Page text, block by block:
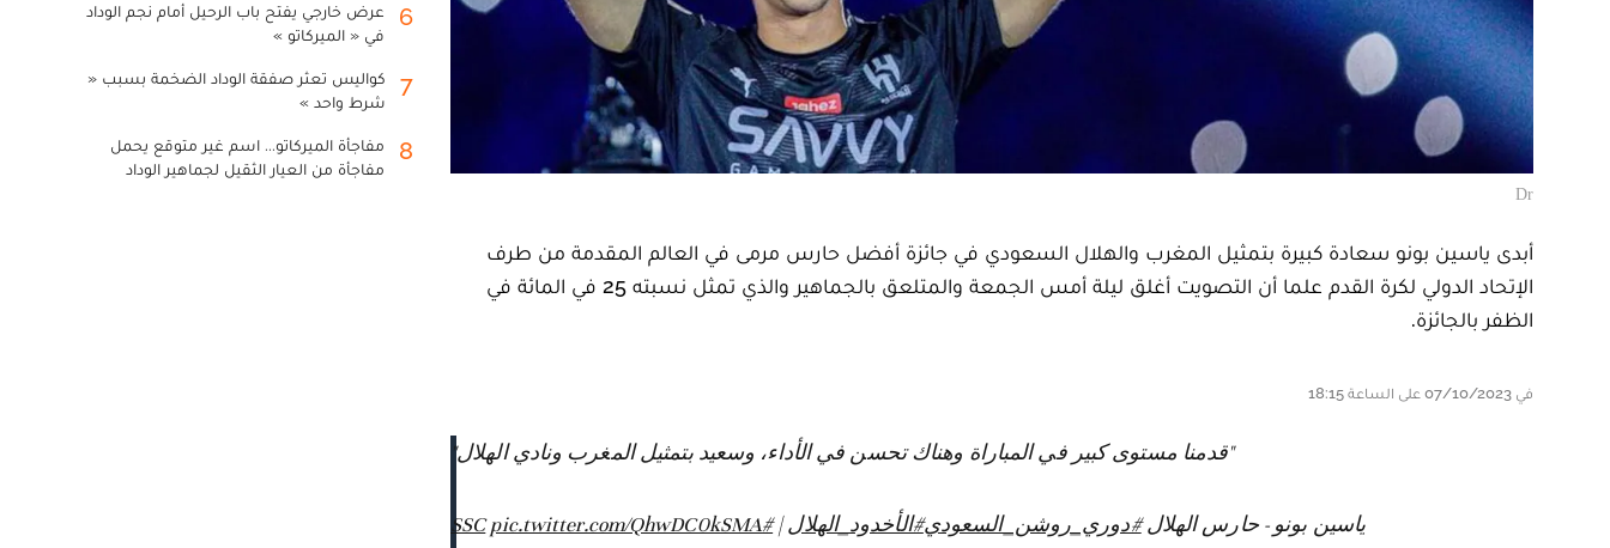
Dr
أبدى ياسين بونو سعادة كبيرة بتمثيل المغرب والهلال السعودي في جائزة أفضل حارس مرمى في العالم المقدمة من طرف
الإتحاد الدولي لكرة القدم علما أن التصويت أغلق ليلة أمس الجمعة والمتلعق بالجماهير والذي تمثل نسبته 25 في المائة في
الظفر بالجائزة.
في 07/10/2023 على الساعة 18:15
"قدمنا مستوى كبير في المباراة وهناك تحسن في الأداء، وسعيد بتمثيل المغرب ونادي الهلال"
ياسين بونو - حارس الهلال#دوري_روشن_السعودي#الأخدود_الهلال|
#SSC
pic.twitter.com/QhwDC0kSMA
6
عرض خارجي يفتح باب الرحيل أمام نجم الوداد
في « الميركاتو »
7
كواليس تعثر صفقة الوداد الضخمة بسبب «
شرط واحد »
8
مفاجأة الميركاتو... اسم غير متوقع يحمل
مفاجأة من العيار الثقيل لجماهير الوداد